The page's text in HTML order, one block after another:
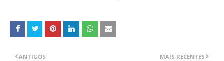
MAIS RECENTES
ANTIGOS